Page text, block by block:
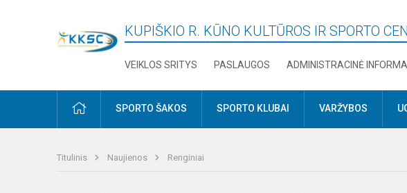
KUPIŠKIO R. KŪNO KULTŪROS IR SPORTO
VEIKLOS SRITYS PASLAUGOS ADMINISTRACINĖ
PRADŽIASPORTO ŠAKOS SPORTO KLUBAI VARŽYBOS
Titulinis Naujienos Renginiai